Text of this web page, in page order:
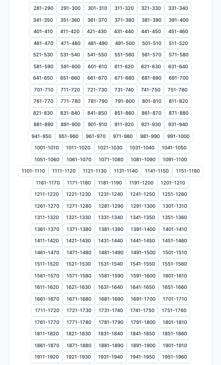
281-290 291-300 301-310 311-320 321-330 331-340
341-350 351-360 361-370 371-380 381-390 391-400
401-410 411-420 421-430 431-440 441-450 451-460
461-470 471-480 481-490 491-500 501-510 511-520
521-530 531-540 541-550 551-560 561-570 571-580
581-590 591-600 601-610 611-620 621-630 631-640
641-650 651-660 661-670 671-680 681-690 691-700
701-710 711-720 721-730 731-740 741-750 751-760
761-770 771-780 781-790 791-800 801-810 811-820
821-830 831-840 841-850 851-860 861-870 871-880
881-890 891-900 901-910 911-920 921-930 931-940
941-950 951-960 961-970 971-980 981-990 991-1000
1001-1010 1011-1020 1021-1030 1031-1040 1041-1050
1051-1060 1061-1070 1071-1080 1081-1090 1091-1100
1101-1110 1111-1120 1121-1130 1131-1140 1141-1150 1151-1160
1161-1170 1171-1180 1181-1190 1191-1200 1201-1210
1211-1220 1221-1230 1231-1240 1241-1250 1251-1260
1261-1270 1271-1280 1281-1290 1291-1300 1301-1310
1311-1320 1321-1330 1331-1340 1341-1350 1351-1360
1361-1370 1371-1380 1381-1390 1391-1400 1401-1410
1411-1420 1421-1430 1431-1440 1441-1450 1451-1460
1461-1470 1471-1480 1481-1490 1491-1500 1501-1510
1511-1520 1521-1530 1531-1540 1541-1550 1551-1560
1561-1570 1571-1580 1581-1590 1591-1600 1601-1610
1611-1620 1621-1630 1631-1640 1641-1650 1651-1660
1661-1670 1671-1680 1681-1690 1691-1700 1701-1710
1711-1720 1721-1730 1731-1740 1741-1750 1751-1760
1761-1770 1771-1780 1781-1790 1791-1800 1801-1810
1811-1820 1821-1830 1831-1840 1841-1850 1851-1860
1861-1870 1871-1880 1881-1890 1891-1900 1901-1910
1911-1920 1921-1930 1931-1940 1941-1950 1951-1960